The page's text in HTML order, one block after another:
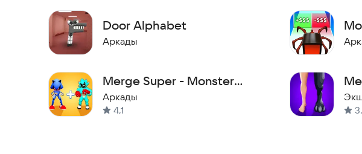
Door Alphabet
Аркады
Merge Super - Monster
Fight
Аркады
4,1